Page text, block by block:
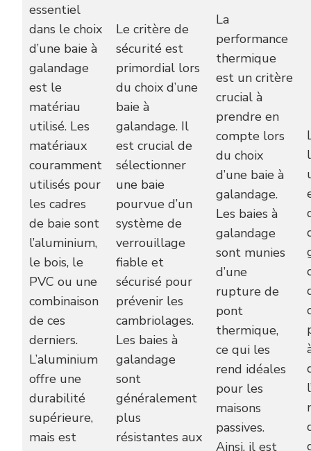
essentiel
dans le choix
d’une baie à
galandage
est le
matériau
utilisé. Les
matériaux
couramment
utilisés pour
les cadres
de baie sont
l’aluminium,
le bois, le
PVC ou une
combinaison
de ces
derniers.
L’aluminium
offre une
durabilité
supérieure,
mais est
Le critère de
sécurité est
primordial lors
du choix d’une
baie à
galandage. Il
est crucial de
sélectionner
une baie
pourvue d’un
système de
verrouillage
fiable et
sécurisé pour
prévenir les
cambriolages.
Les baies à
galandage
sont
généralement
plus
résistantes aux
La
performance
thermique
est un critère
crucial à
prendre en
compte lors
du choix
d’une baie à
galandage.
Les baies à
galandage
sont munies
d’une
rupture de
pont
thermique,
ce qui les
rend idéales
pour les
maisons
passives.
Ainsi, il est